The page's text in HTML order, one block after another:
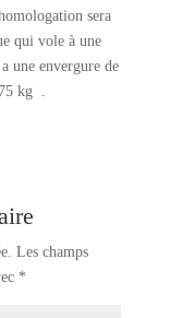
sera
qui vole à une
une envergure de
kg .
Les champs
*